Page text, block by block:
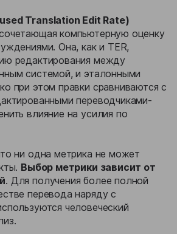
Translation Edit Rate)
компьютерную оценку
Она, как и TER,
редактирования между
системой, и эталонными
при этом правки сравниваются с
переводчиками-
влияние на усилия по
ни одна метрика не может
Выбор метрики зависит от
. Для получения более полной
перевода наряду с
человеческий